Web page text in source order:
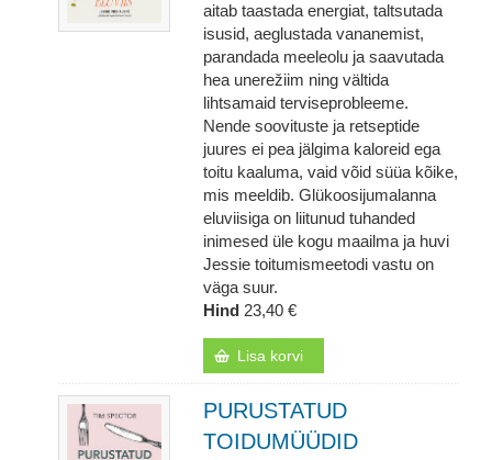
aitab taastada energiat, taltsutada
isusid, aeglustada vananemist,
parandada meeleolu ja saavutada
hea unerežiim ning vältida
lihtsamaid terviseprobleeme.
Nende soovituste ja retseptide
juures ei pea jälgima kaloreid ega
toitu kaaluma, vaid võid süüa kõike,
mis meeldib. Glükoosijumalanna
eluviisiga on liitunud tuhanded
inimesed üle kogu maailma ja huvi
Jessie toitumismeetodi vastu on
väga suur.
Hind 23,40 €
Lisa korvi
PURUSTATUD
TOIDUMÜÜDID